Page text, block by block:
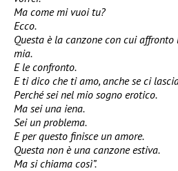
Ma come mi vuoi tu?
Ecco.
Questa è la canzone con cui
mia.
E le confronto.
E ti dico che ti amo, anche se ci
Perché sei nel mio sogno erotico.
Ma sei una iena.
Sei un problema.
E per questo finisce un amore.
Questa non è una canzone estiva.
Ma si chiama così”.